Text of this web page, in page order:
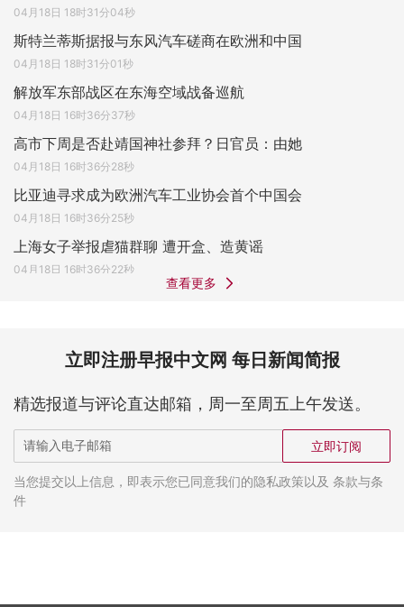
04月18日 18时31分04秒
斯特兰蒂斯据报与东风汽车磋商在欧洲和中国
04月18日 18时31分01秒
解放军东部战区在东海空域战备巡航
04月18日 16时36分37秒
高市下周是否赴靖国神社参拜？日官员：由她
04月18日 16时36分28秒
比亚迪寻求成为欧洲汽车工业协会首个中国会
04月18日 16时36分25秒
上海女子举报虐猫群聊 遭开盒、造黄谣
04月18日 16时36分22秒
查看更多
立即注册早报中文网 每日新闻简报
精选报道与评论直达邮箱，周一至周五上午发送。
立即订阅
当您提交以上信息，即表示您已同意我们的隐私政策以及 条款与条
件